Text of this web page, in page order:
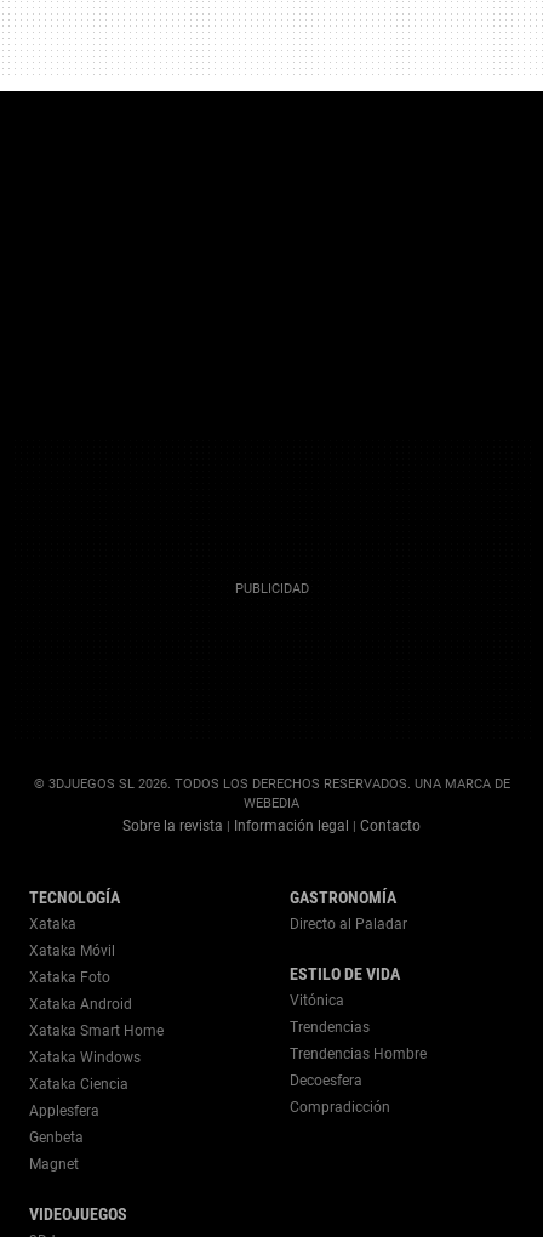
© 3DJUEGOS SL 2026. TODOS LOS DERECHOS RESERVADOS. UNA MARCA DE
WEBEDIA
Sobre la revista Información legal Contacto
TECNOLOGÍA
Xataka
Xataka Móvil
Xataka Foto
Xataka Android
Xataka Smart Home
Xataka Windows
Xataka Ciencia
Applesfera
Genbeta
Magnet
VIDEOJUEGOS
GASTRONOMÍA
Directo al Paladar
ESTILO DE VIDA
Vitónica
Trendencias
Trendencias Hombre
Decoesfera
Compradicción